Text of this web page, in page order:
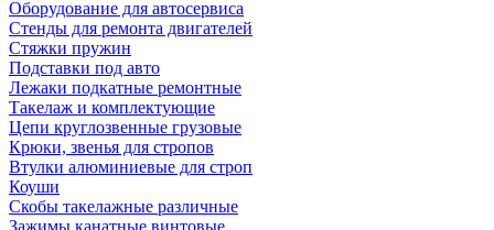
Оборудование для автосервиса
Стенды для ремонта двигателей
Стяжки пружин
Подставки под авто
Лежаки подкатные ремонтные
Такелаж и комплектующие
Цепи круглозвенные грузовые
Крюки, звенья для стропов
Втулки алюминиевые для строп
Коуши
Скобы такелажные различные
Зажимы канатные винтовые